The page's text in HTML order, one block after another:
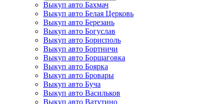
Выкуп авто Бахмач
Выкуп авто Белая Церковь
Выкуп авто Березань
Выкуп авто Богуслав
Выкуп авто Борисполь
Выкуп авто Бортничи
Выкуп авто Борщаговка
Выкуп авто Боярка
Выкуп авто Бровары
Выкуп авто Буча
Выкуп авто Васильков
Выкуп авто Ватутино